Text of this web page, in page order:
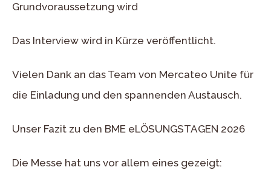
Grundvoraussetzung wird
Das Interview wird in Kürze veröffentlicht.
Vielen Dank an das Team von Mercateo Unite für
die Einladung und den spannenden Austausch.
Unser Fazit zu den BME eLÖSUNGSTAGEN 2026
Die Messe hat uns vor allem eines gezeigt: